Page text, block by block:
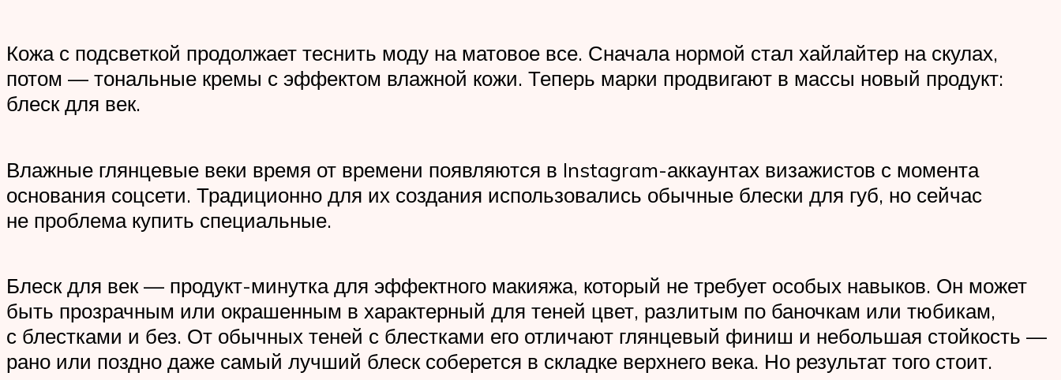
Кожа с подсветкой продолжает теснить моду на матовое все. Сначала нормой стал хайлайтер на скулах,
потом — тональные кремы с эффектом влажной кожи. Теперь марки продвигают в массы новый продукт:
блеск для век.
Влажные глянцевые веки время от времени появляются в Instagram-аккаунтах визажистов с момента
основания соцсети. Традиционно для их создания использовались обычные блески для губ, но сейчас
не проблема купить специальные.
Блеск для век — продукт-минутка для эффектного макияжа, который не требует особых навыков. Он может
быть прозрачным или окрашенным в характерный для теней цвет, разлитым по баночкам или тюбикам,
с блестками и без. От обычных теней с блестками его отличают глянцевый финиш и небольшая стойкость —
рано или поздно даже самый лучший блеск соберется в складке верхнего века. Но результат того стоит.